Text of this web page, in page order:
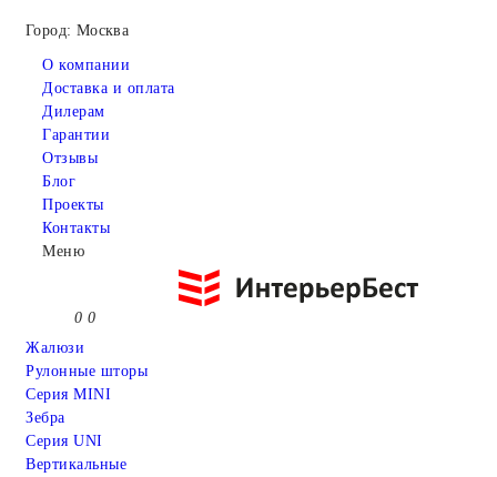
Город: Москва
О компании
Доставка и оплата
Дилерам
Гарантии
Отзывы
Блог
Проекты
Контакты
Меню
0 0
Жалюзи
Рулонные шторы
Серия MINI
Зебра
Серия UNI
Вертикальные